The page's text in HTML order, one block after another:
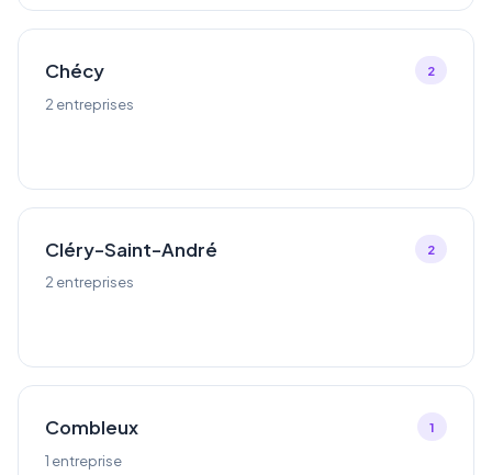
Chécy
2 entreprises
2
Cléry-Saint-André
2 entreprises
2
Combleux
1 entreprise
1